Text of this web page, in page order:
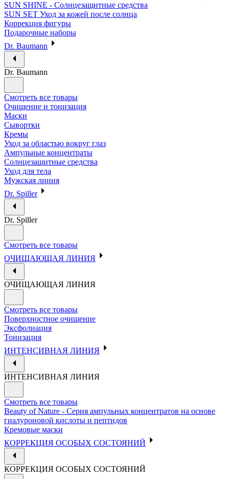
SUN SHINE - Солнцезащитные средства
SUN SET Уход за кожей после солнца
Коррекция фигуры
Подарочные наборы
Dr. Baumann
Dr. Baumann
Смотреть все товары
Очищение и тонизация
Маски
Сывортки
Кремы
Уход за областью вокруг глаз
Ампульные концентраты
Солнцезащитные средства
Уход для тела
Мужская линия
Dr. Spiller
Dr. Spiller
Смотреть все товары
ОЧИЩАЮЩАЯ ЛИНИЯ
ОЧИЩАЮЩАЯ ЛИНИЯ
Смотреть все товары
Поверхностное очищение
Эксфолиация
Тонизация
ИНТЕНСИВНАЯ ЛИНИЯ
ИНТЕНСИВНАЯ ЛИНИЯ
Смотреть все товары
Beauty of Nature - Серия ампульных концентратов на основе
гиалуроновой кислоты и пептидов
Кремовые маски
КОРРЕКЦИЯ ОСОБЫХ СОСТОЯНИЙ
КОРРЕКЦИЯ ОСОБЫХ СОСТОЯНИЙ